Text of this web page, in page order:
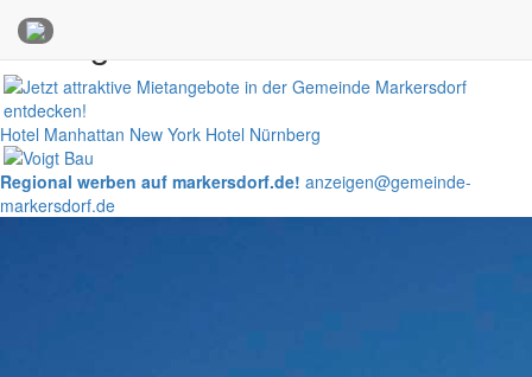
Anzeigen
Hotel Manhattan New York Hotel Nürnberg
Regional werben auf markersdorf.de! anzeigen@gemeinde-
markersdorf.de